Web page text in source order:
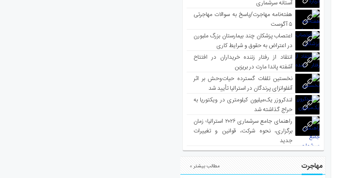
آستانه سرشماری
هفته‌نامه مهاجرت/پاسخ به سوالات مهاجرتی
۵ آگوست
اعتصاب پزشکان چند بیمارستان بزرگ ملبورن
در اعتراض به حقوق و شرایط کاری
انتقاد از رفتار زننده خریداران در افتتاح
آشفته پاندا مارت در بریزبن
نخستین تلفات گسترده حیات‌وحش بر اثر
آنفلوانزای پرندگان در استرالیا تأیید شد
لندکروزر یک‌میلیون کیلومتری در ویکتوریا به
حراج گذاشته شد
راهنمای جامع سرشماری ۲۰۲۶ استرالیا؛ زمان
برگزاری، نحوه شرکت، قوانین و تغییرات
جدید
مهاجرت مطالب بیشتر »